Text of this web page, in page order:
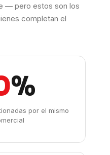
— pero estos son los
completan el
%
por el mismo